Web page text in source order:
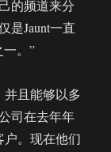
的频道来分
是Jaunt一直
。”
并且能够以多
司在去年年
户。现在他们